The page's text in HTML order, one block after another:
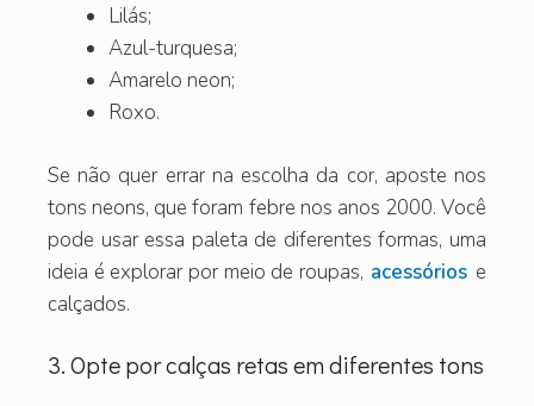
Lilás;
Azul-turquesa;
Amarelo neon;
Roxo.
Se não quer errar na escolha da cor, aposte nos
tons neons, que foram febre nos anos 2000. Você
pode usar essa paleta de diferentes formas, uma
ideia é explorar por meio de roupas, acessórios e
calçados.
3. Opte por calças retas em diferentes tons